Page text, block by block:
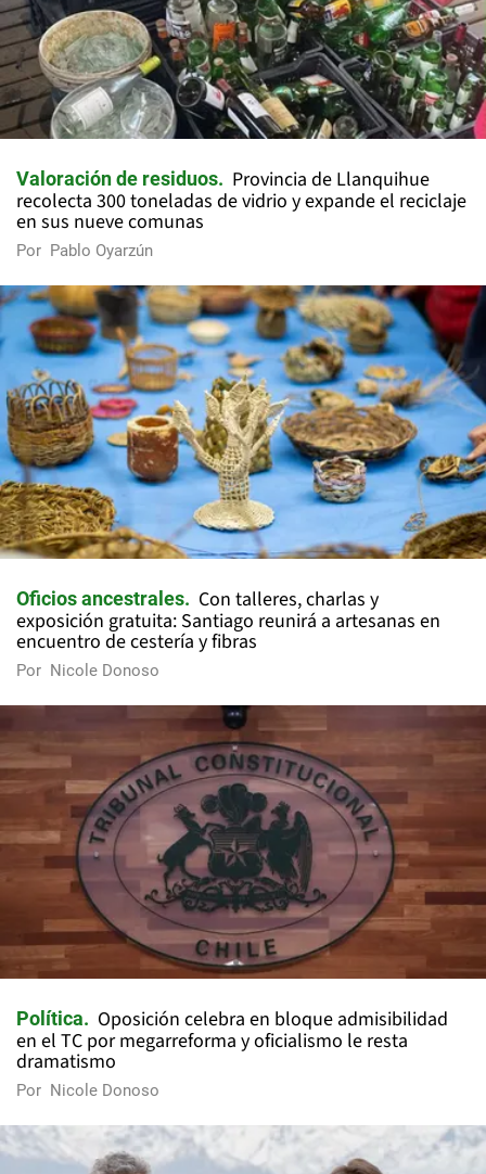
Valoración de residuos
Provincia de Llanquihue
recolecta 300 toneladas de vidrio y expande el reciclaje
en sus nueve comunas
Por Pablo Oyarzún
Oficios ancestrales
Con talleres, charlas y
exposición gratuita: Santiago reunirá a artesanas en
encuentro de cestería y fibras
Por Nicole Donoso
Política
Oposición celebra en bloque admisibilidad
en el TC por megarreforma y oficialismo le resta
dramatismo
Por Nicole Donoso